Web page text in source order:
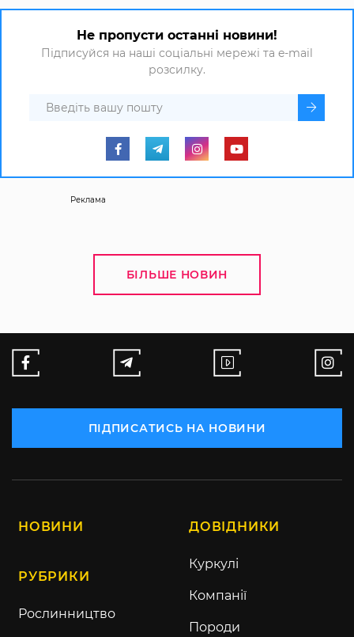
Не пропусти останні новини!
Підписуйся на наші соціальні мережі та e-mail
розсилку.
Реклама
БІЛЬШЕ НОВИН
ПІДПИСАТИСЬ НА НОВИНИ
НОВИНИ
РУБРИКИ
Рослинництво
ДОВІДНИКИ
Куркулі
Компанії
Породи